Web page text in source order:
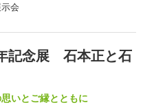
会
記念展 石本正と石
いとご縁とともに